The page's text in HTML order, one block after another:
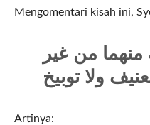
Mengomentari kisah ini,
منهما من غير
ولا توبيخ
Artinya: